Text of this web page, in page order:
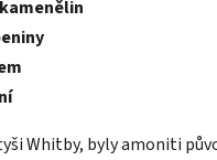
Whitby, byly amoniti